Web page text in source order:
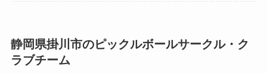
静岡県掛川市のピックルボールサークル・ク
ラブチーム